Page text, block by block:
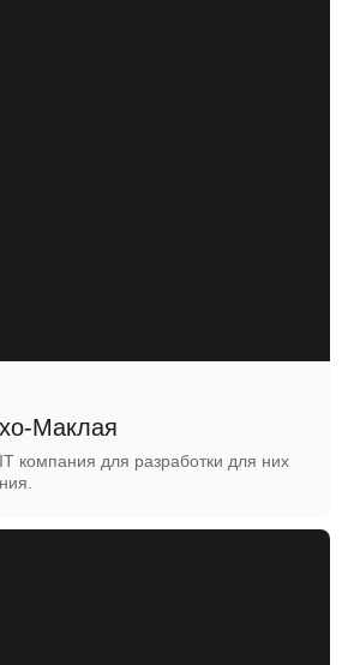
Маклая
компания для разработки для них